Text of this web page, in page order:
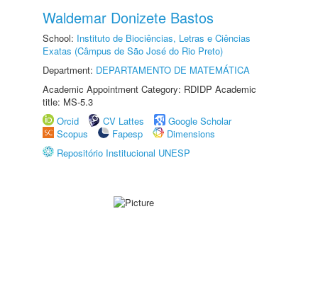
Waldemar Donizete Bastos
School: Instituto de Biociências, Letras e Ciências
Exatas (Câmpus de São José do Rio Preto)
Department: DEPARTAMENTO DE MATEMÁTICA
Academic Appointment Category: RDIDP Academic
title: MS-5.3
Orcid
CV Lattes
Google Scholar
Scopus
Fapesp
Dimensions
Repositório Institucional UNESP